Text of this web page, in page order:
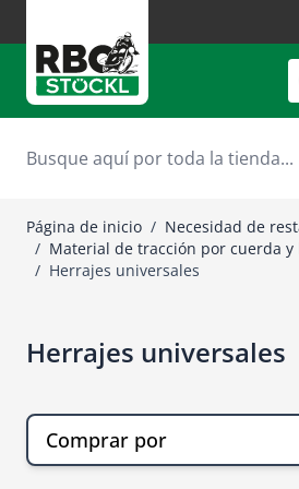
Buscar
Página de inicio / Necesidad de
/ Material de tracción por cuerda y
/ Herrajes universales
Herrajes universales
Comprar por